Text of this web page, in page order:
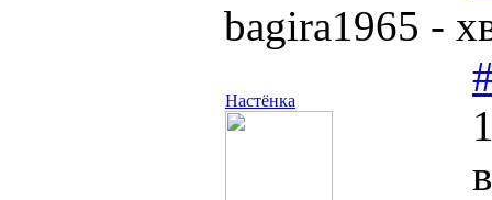
bagira1965 -
Настёнка